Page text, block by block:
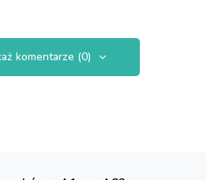
komentarze (0)